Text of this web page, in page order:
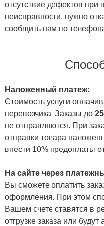
отсутствие дефектов
неисправности, нужно
сообщить нам по
Наложенный платеж:
Стоимость услуги
перевозчика. Заказы до
не отправляются. При
отправки товара
внести 10% предоплаты
На сайте через
Вы сможете оплатить
оформления. При этом
Вашем счете ставятся в
отгрузке заказа или